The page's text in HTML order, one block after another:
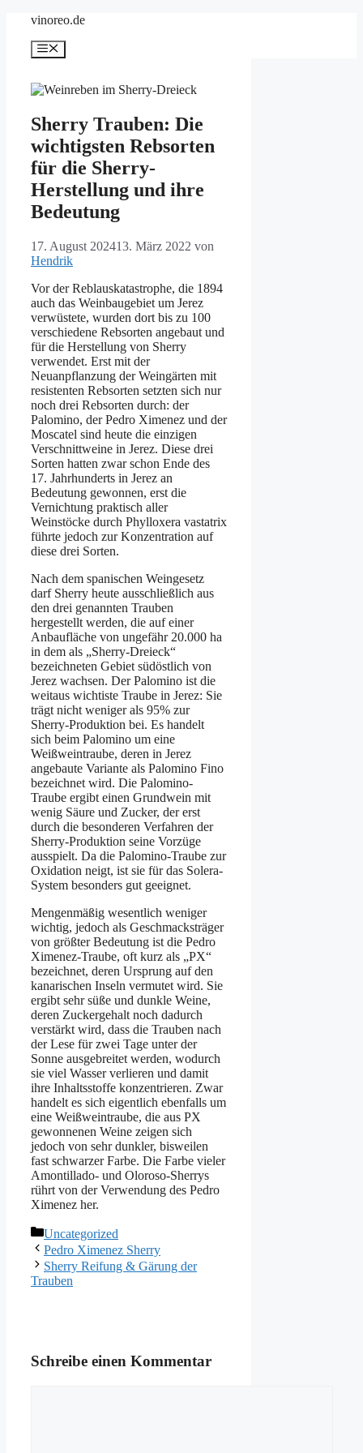
springen
vinoreo.de
Menü
Sherry Trauben: Die
wichtigsten Rebsorten
für die Sherry-
Herstellung und ihre
Bedeutung
17. August 202413. März 2022 von
Hendrik
Vor der Reblauskatastrophe, die 1894
auch das Weinbaugebiet um Jerez
verwüstete, wurden dort bis zu 100
verschiedene Rebsorten angebaut und
für die Herstellung von Sherry
verwendet. Erst mit der
Neuanpflanzung der Weingärten mit
resistenten Rebsorten setzten sich nur
noch drei Rebsorten durch: der
Palomino, der Pedro Ximenez und der
Moscatel sind heute die einzigen
Verschnittweine in Jerez. Diese drei
Sorten hatten zwar schon Ende des
17. Jahrhunderts in Jerez an
Bedeutung gewonnen, erst die
Vernichtung praktisch aller
Weinstöcke durch Phylloxera vastatrix
führte jedoch zur Konzentration auf
diese drei Sorten.
Nach dem spanischen Weingesetz
darf Sherry heute ausschließlich aus
den drei genannten Trauben
hergestellt werden, die auf einer
Anbaufläche von ungefähr 20.000 ha
in dem als „Sherry-Dreieck“
bezeichneten Gebiet südöstlich von
Jerez wachsen. Der Palomino ist die
weitaus wichtiste Traube in Jerez: Sie
trägt nicht weniger als 95% zur
Sherry-Produktion bei. Es handelt
sich beim Palomino um eine
Weißweintraube, deren in Jerez
angebaute Variante als Palomino Fino
bezeichnet wird. Die Palomino-
Traube ergibt einen Grundwein mit
wenig Säure und Zucker, der erst
durch die besonderen Verfahren der
Sherry-Produktion seine Vorzüge
ausspielt. Da die Palomino-Traube zur
Oxidation neigt, ist sie für das Solera-
System besonders gut geeignet.
Mengenmäßig wesentlich weniger
wichtig, jedoch als Geschmacksträger
von größter Bedeutung ist die Pedro
Ximenez-Traube, oft kurz als „PX“
bezeichnet, deren Ursprung auf den
kanarischen Inseln vermutet wird. Sie
ergibt sehr süße und dunkle Weine,
deren Zuckergehalt noch dadurch
verstärkt wird, dass die Trauben nach
der Lese für zwei Tage unter der
Sonne ausgebreitet werden, wodurch
sie viel Wasser verlieren und damit
ihre Inhaltsstoffe konzentrieren. Zwar
handelt es sich eigentlich ebenfalls um
eine Weißweintraube, die aus PX
gewonnenen Weine zeigen sich
jedoch von sehr dunkler, bisweilen
fast schwarzer Farbe. Die Farbe vieler
Amontillado- und Oloroso-Sherrys
rührt von der Verwendung des Pedro
Ximenez her.
Kategorien
Uncategorized
Pedro Ximenez Sherry
Sherry Reifung & Gärung der
Trauben
Schreibe einen Kommentar